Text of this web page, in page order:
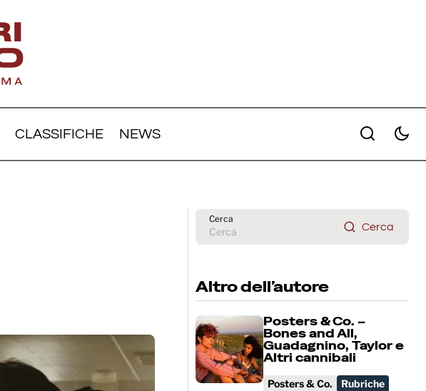
CLASSIFICHE NEWS
Cerca
Cerca
Altro dell’autore
Posters & Co. –
Bones and All,
Guadagnino, Taylor e
Altri cannibali
Posters & Co.
Rubriche